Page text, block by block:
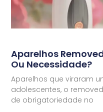
Aparelhos
Ou Necessidade?
Aparelhos que viraram
adolescentes, o
de obrigatoriedade no